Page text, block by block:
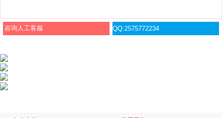
咨询人工客服 QQ:2575772234